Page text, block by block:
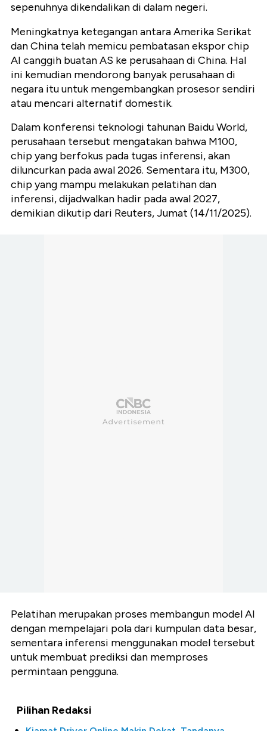
sepenuhnya dikendalikan di dalam negeri.
Meningkatnya ketegangan antara Amerika Serikat
dan China telah memicu pembatasan ekspor chip
AI canggih buatan AS ke perusahaan di China. Hal
ini kemudian mendorong banyak perusahaan di
negara itu untuk mengembangkan prosesor sendiri
atau mencari alternatif domestik.
Dalam konferensi teknologi tahunan Baidu World,
perusahaan tersebut mengatakan bahwa M100,
chip yang berfokus pada tugas inferensi, akan
diluncurkan pada awal 2026. Sementara itu, M300,
chip yang mampu melakukan pelatihan dan
inferensi, dijadwalkan hadir pada awal 2027,
demikian dikutip dari Reuters, Jumat (14/11/2025).
Pelatihan merupakan proses membangun model AI
dengan mempelajari pola dari kumpulan data besar,
sementara inferensi menggunakan model tersebut
untuk membuat prediksi dan memproses
permintaan pengguna.
Pilihan Redaksi